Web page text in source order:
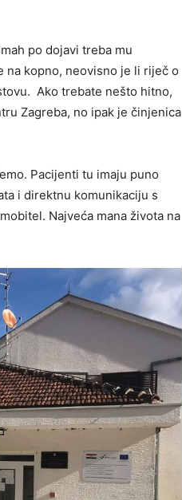
po dojavi treba mu
na kopno, neovisno je li riječ o
Ako trebate nešto hitno,
Zagreba, no ipak je činjenica
Pacijenti tu imaju puno
i direktnu komunikaciju s
Najveća mana života na